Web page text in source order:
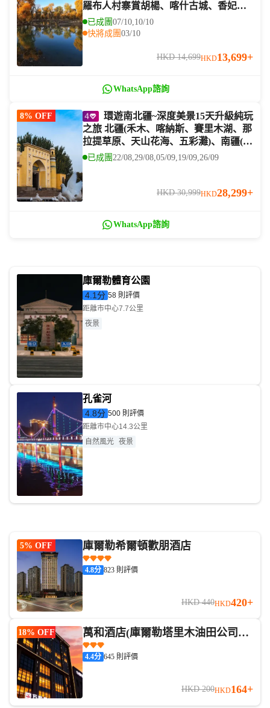
羅布人村寨賞胡楊、喀什古城、香妃
墓、紅海胡楊林公園、中國最大的清真
寺～艾提尕爾清真寺、庫車～溫宿大峽
已成團07/10,10/10
快將成團03/10
HKD 14,699HKD13,699+
WhatsApp諮詢
8% OFF
之旅 北疆(禾木、喀納斯、賽里木湖、那
拉提草原、天山花海、五彩灘)、南疆(溫
宿大峽谷、紅海胡楊林公園、艾提尕爾
已成團22/08,29/08,05/09,19/09,26/09
HKD 30,999HKD28,299+
WhatsApp諮詢
庫爾勒體育公園
4.1分 58 則評價
距離市中心7.7公里
夜景
孔雀河
4.8分 500 則評價
距離市中心14.3公里
自然風光 夜景
5% OFF 庫爾勒希爾頓歡朋酒店
4.8分 823 則評價
HKD 440HKD420+
18% OFF
萬和酒店(庫爾勒塔里木油田公司孔
雀河店)
4.4分 645 則評價
HKD 200HKD164+